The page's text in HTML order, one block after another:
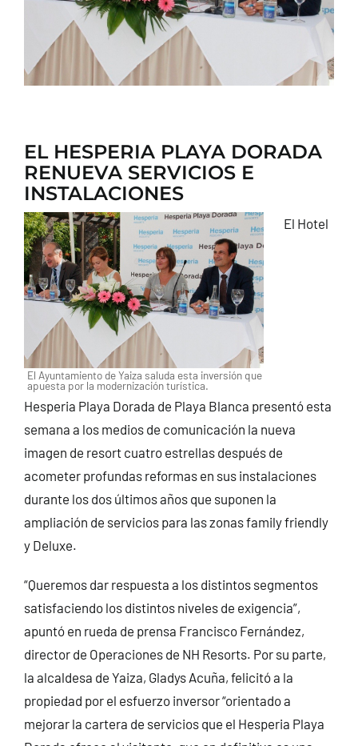
EL HESPERIA PLAYA DORADA
RENUEVA SERVICIOS E
INSTALACIONES
El Ayuntamiento de Yaiza saluda esta inversión que
apuesta por la modernización turística.
El Hotel
Hesperia Playa Dorada de Playa Blanca presentó esta
semana a los medios de comunicación la nueva
imagen de resort cuatro estrellas después de
acometer profundas reformas en sus instalaciones
durante los dos últimos años que suponen la
ampliación de servicios para las zonas family friendly
y Deluxe.
“Queremos dar respuesta a los distintos segmentos
satisfaciendo los distintos niveles de exigencia”,
apuntó en rueda de prensa Francisco Fernández,
director de Operaciones de NH Resorts. Por su parte,
la alcaldesa de Yaiza, Gladys Acuña, felicitó a la
propiedad por el esfuerzo inversor “orientado a
mejorar la cartera de servicios que el Hesperia Playa